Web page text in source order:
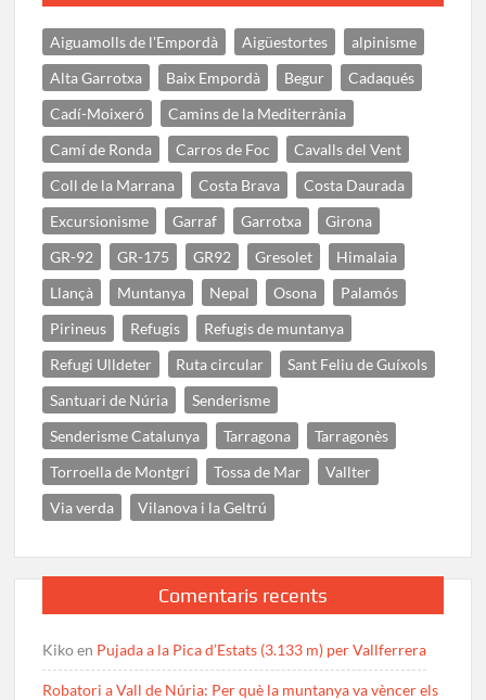
Aiguamolls de l'Empordà Aigüestortes
alpinisme
Alta Garrotxa
Baix Empordà Begur
Cadaqués
Cadí-Moixeró
Camins de la Mediterrània
Camí de Ronda
Carros de Foc
Cavalls del Vent
Coll de la Marrana
Costa Brava
Costa Daurada
Excursionisme
Garraf Garrotxa
Girona
GR-92
GR-175 GR92 Gresolet
Himalaia
Llançà
Muntanya Nepal Osona
Palamós
Pirineus
Refugis
Refugis de muntanya
Refugi Ulldeter
Ruta circular
Sant Feliu de Guíxols
Santuari de Núria
Senderisme
Senderisme Catalunya
Tarragona
Tarragonès
Torroella de Montgrí
Tossa de Mar
Vallter
Via verda
Vilanova i la Geltrú
Comentaris recents
Kikoen Pujada a la Pica d’Estats (3.133 m) per Vallferrera
Robatori a Vall de Núria: Per què la muntanya va vèncer els